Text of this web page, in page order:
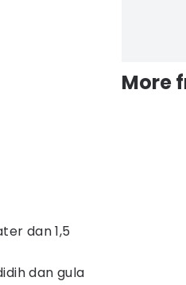
dan 1,5
dan gula
More